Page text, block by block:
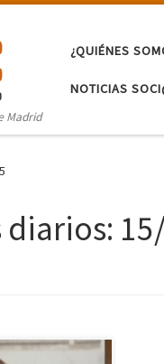
Madrid
¿QUIÉNES
NOTICIAS
diarios: